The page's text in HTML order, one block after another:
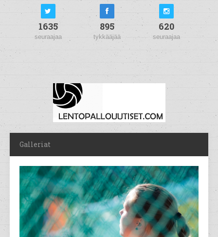
1635
seuraajaa
895
tykkääjää
620
seuraajaa
Galleriat